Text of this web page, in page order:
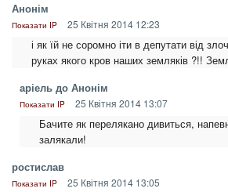
Анонім
Показати IP 25 Квітня 2014 12:23
і як їй не соромно іти в депутати від
руках якого кров наших земляків ?!!
аріель до Анонім
Показати IP 25 Квітня 2014 13:07
Бачите як перелякано дивиться,
залякали!
ростислав
Показати IP 25 Квітня 2014 13:05